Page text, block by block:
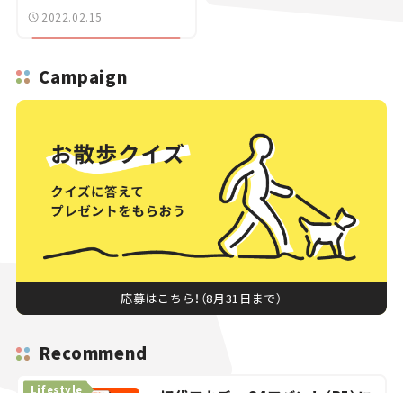
2022.02.15
Campaign
応募はこちら！（8月31日まで）
Recommend
Lifestyle